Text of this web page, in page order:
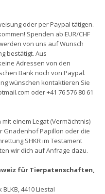
oder per Paypal tätigen.
Spenden ab EUR/CHF
von uns auf Wunsch
bestätigt. Aus
Adressen von den
Bank noch von Paypal.
wünschen kontaktieren Sie
oder +41 76 576 80 61
einem Legat (Vermächtnis)
Gnadenhof Papillon oder die
SHKR im Testament
wir dich auf Anfrage dazu.
für Tierpatenschaften,
4410 Liestal